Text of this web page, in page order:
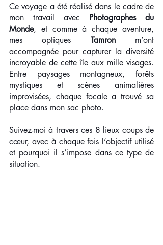
Ce voyage a été réalisé dans le cadre de
mon travail avec Photographes du
Monde, et comme à chaque aventure,
mes optiques Tamron m’ont
accompagnée pour capturer la diversité
incroyable de cette île aux mille visages.
Entre paysages montagneux, forêts
mystiques et scènes animalières
improvisées, chaque focale a trouvé sa
place dans mon sac photo.
Suivez-moi à travers ces 8 lieux coups de
cœur, avec à chaque fois l’objectif utilisé
et pourquoi il s’impose dans ce type de
situation.